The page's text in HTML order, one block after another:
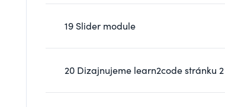
19 Slider module
20 Dizajnujeme learn2code stránku